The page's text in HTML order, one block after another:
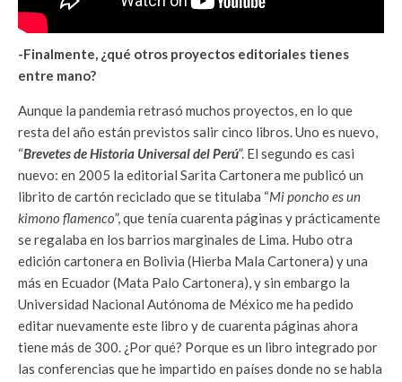
-Finalmente, ¿qué otros proyectos editoriales tienes
entre mano?
Aunque la pandemia retrasó muchos proyectos, en lo que
resta del año están previstos salir cinco libros. Uno es nuevo,
“Brevetes de Historia Universal del Perú”. El segundo es casi
nuevo: en 2005 la editorial Sarita Cartonera me publicó un
librito de cartón reciclado que se titulaba “Mi poncho es un
kimono flamenco”, que tenía cuarenta páginas y prácticamente
se regalaba en los barrios marginales de Lima. Hubo otra
edición cartonera en Bolivia (Hierba Mala Cartonera) y una
más en Ecuador (Mata Palo Cartonera), y sin embargo la
Universidad Nacional Autónoma de México me ha pedido
editar nuevamente este libro y de cuarenta páginas ahora
tiene más de 300. ¿Por qué? Porque es un libro integrado por
las conferencias que he impartido en países donde no se habla